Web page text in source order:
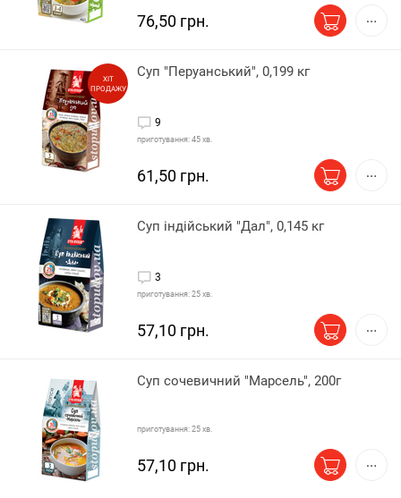
76,50 грн.
ХІТ
ПРОДАЖУ
Суп "Перуанський", 0,199 кг
9
приготування: 45 хв.
61,50 грн.
Суп індійський "Дал", 0,145 кг
3
приготування: 25 хв.
57,10 грн.
Суп сочевичний "Марсель", 200г
приготування: 25 хв.
57,10 грн.